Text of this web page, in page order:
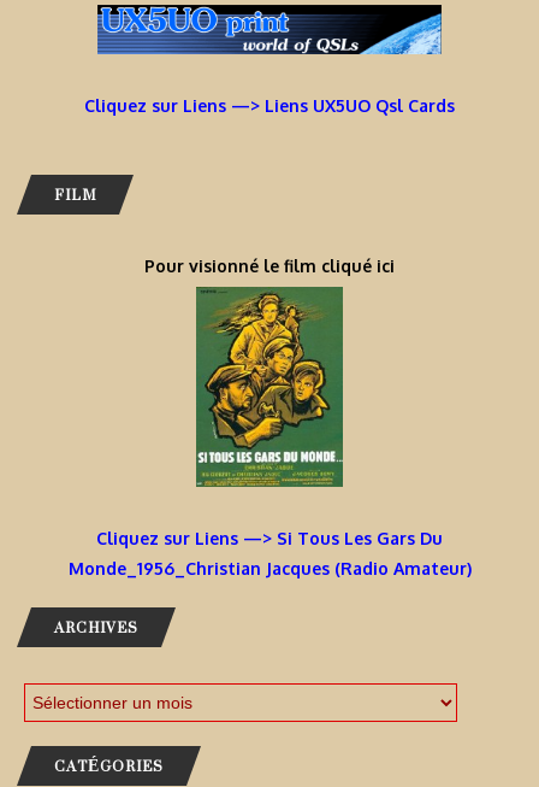
Cliquez sur Liens —> Liens UX5UO Qsl Cards
FILM
Pour visionné le film cliqué ici
Cliquez sur Liens —> Si Tous Les Gars Du
Monde_1956_Christian Jacques (Radio Amateur)
ARCHIVES
CATÉGORIES